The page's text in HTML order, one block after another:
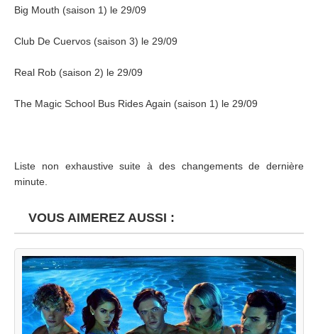
Big Mouth (saison 1) le 29/09
Club De Cuervos (saison 3) le 29/09
Real Rob (saison 2) le 29/09
The Magic School Bus Rides Again (saison 1) le 29/09
Liste non exhaustive suite à des changements de dernière
minute.
VOUS AIMEREZ AUSSI :